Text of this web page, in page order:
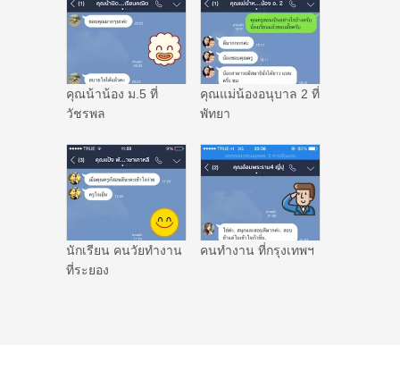
คุณน้าน้อง ม.5 ที่
วัชรพล
คุณแม่น้องอนุบาล 2 ที่
พัทยา
นักเรียน คนวัยทำงาน
ที่ระยอง
คนทำงาน ที่กรุงเทพฯ